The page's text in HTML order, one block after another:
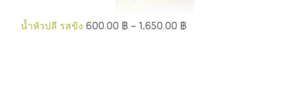
น้ำหัวปลี รสขิง 600.00 ฿ – 1,650.00 ฿